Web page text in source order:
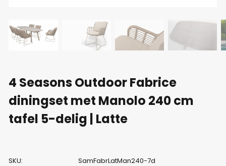
4 Seasons Outdoor Fabrice
diningset met Manolo 240 cm
tafel 5-delig | Latte
SKU:
SamFabrLatMan240-7d